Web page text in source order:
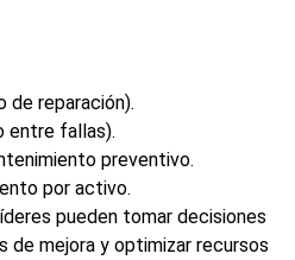
de reparación).
entre fallas).
preventivo.
por activo.
pueden tomar decisiones
de mejora y optimizar recursos